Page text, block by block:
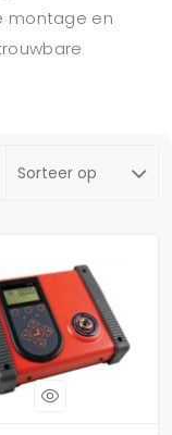
montage en